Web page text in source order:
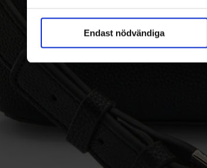
Endast nödvändiga